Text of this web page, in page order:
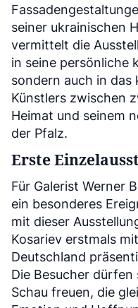
seiner ukrainischen
vermittelt die
in seine persönliche
sondern auch in das
Künstlers zwischen
Heimat und seinem
der Pfalz.
Erste
Für Galerist Werner
ein besonderes
mit dieser
Kosariev erstmals
Deutschland
Die Besucher
Schau freuen, die